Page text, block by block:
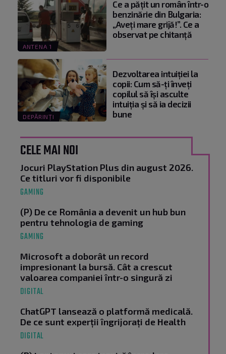
ANTENA 1
Ce a pățit un român într-o
benzinărie din Bulgaria:
„Aveți mare grijă!”. Ce a
observat pe chitanță
DEPĂRINȚI
Dezvoltarea intuiției la
copii: Cum să-ți înveți
copilul să își asculte
intuiția și să ia decizii
bune
CELE MAI NOI
Jocuri PlayStation Plus din august 2026.
Ce titluri vor fi disponibile
GAMING
(P) De ce România a devenit un hub bun
pentru tehnologia de gaming
GAMING
Microsoft a doborât un record
impresionant la bursă. Cât a crescut
valoarea companiei într-o singură zi
DIGITAL
ChatGPT lansează o platformă medicală.
De ce sunt experții îngrijorați de Health
DIGITAL